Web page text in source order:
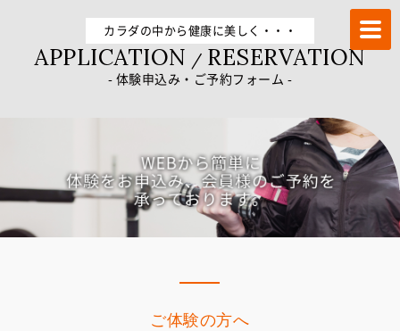
トレーニングならFUKUOKA加圧STUDIO－α 冷泉町店
カラダの中から健康に美しく・・・
APPLICATION / RESERVATION
- 体験申込み・ご予約フォーム -
ご体験の方へ